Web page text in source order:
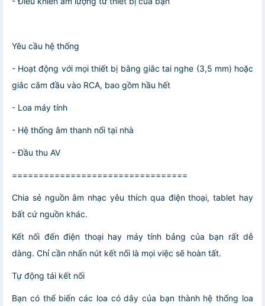
Yêu cầu hệ thống
- Hoạt động với mọi thiết bị bằng giắc tai nghe (3,5 mm) hoặc
giắc cắm đầu vào RCA, bao gồm hầu hết
- Loa máy tính
- Hệ thống âm thanh nổi tại nhà
- Đầu thu AV
=================================
Chia sẻ nguồn âm nhạc yêu thích qua điện thoại, tablet hay
bất cứ nguồn khác.
Kết nối đến điện thoại hay máy tính bảng của bạn rất dễ
dàng. Chỉ cần nhấn nút kết nối là mọi việc sẽ hoàn tất.
Tự động tái kết nối
Bạn có thể biến các loa có dây của bạn thành hệ thống loa